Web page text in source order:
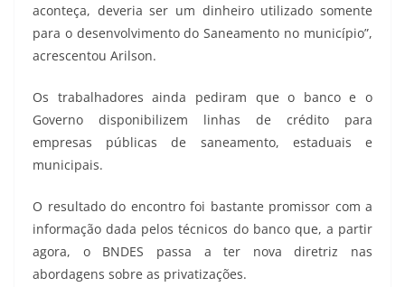
aconteça, deveria ser um dinheiro utilizado somente
para o desenvolvimento do Saneamento no município”,
acrescentou Arilson.
Os trabalhadores ainda pediram que o banco e o
Governo disponibilizem linhas de crédito para
empresas públicas de saneamento, estaduais e
municipais.
O resultado do encontro foi bastante promissor com a
informação dada pelos técnicos do banco que, a partir
agora, o BNDES passa a ter nova diretriz nas
abordagens sobre as privatizações.